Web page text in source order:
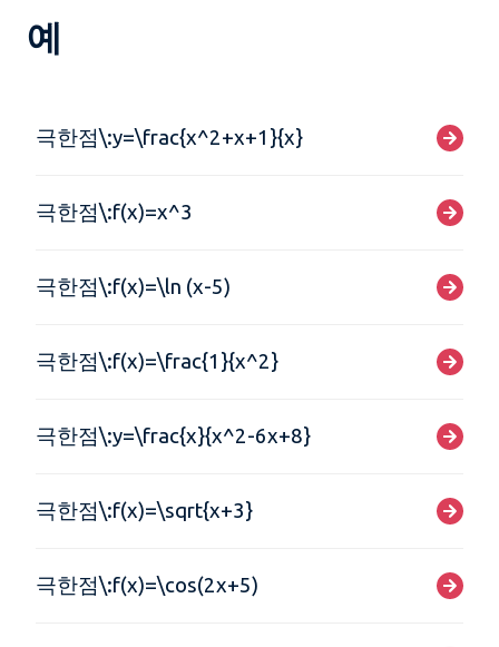
예
극한점\:y=\frac{x^2+x+1}{x}
극한점\:f(x)=x^3
극한점\:f(x)=\ln (x-5)
극한점\:f(x)=\frac{1}{x^2}
극한점\:y=\frac{x}{x^2-6x+8}
극한점\:f(x)=\sqrt{x+3}
극한점\:f(x)=\cos(2x+5)